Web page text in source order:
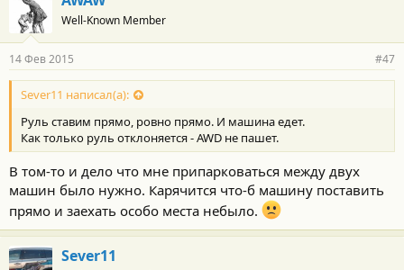
о
д
а
н
о
с
и
:
Well-Known Member
14 Фев 2015 #47
Sever11 написал(а):
Руль ставим прямо, ровно прямо. И машина едет.
Как только руль отклоняется - AWD не пашет.
В том-то и дело что мне припарковаться между двух
машин было нужно. Карячится что-б машину поставить
прямо и заехать особо места небыло.
Sever11